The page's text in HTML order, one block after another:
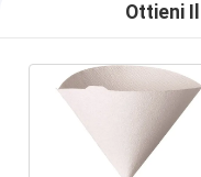
Ottieni